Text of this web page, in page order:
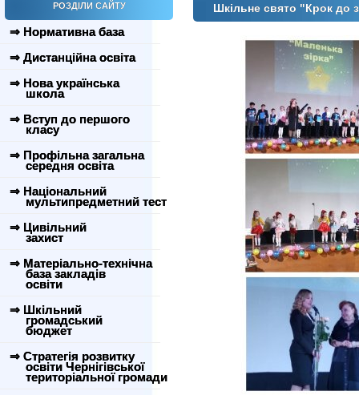
РОЗДІЛИ САЙТУ
⇒ Нормативна база
⇒ Дистанційна освіта
⇒ Нова українська
школа
⇒ Вступ до першого
класу
⇒ Профільна загальна
середня освіта
⇒ Національний
мультипредметний тест
⇒ Цивільний
захист
⇒ Матеріально-технічна
база закладів
освіти
⇒ Шкільний
громадський
бюджет
⇒ Стратегія розвитку
освіти Чернігівської
територіальної громади
Шкільне свято "Крок